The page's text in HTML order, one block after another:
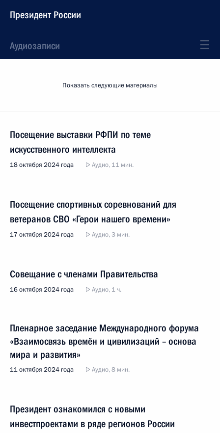
Президент России
Аудиозаписи
Показать следующие материалы
Посещение выставки РФПИ по теме
искусственного интеллекта
18 октября 2024 года Аудио, 11 мин.
Посещение спортивных соревнований для
ветеранов СВО «Герои нашего времени»
17 октября 2024 года Аудио, 3 мин.
Совещание с членами Правительства
16 октября 2024 года Аудио, 1 ч.
Пленарное заседание Международного форума
«Взаимосвязь времён и цивилизаций – основа
мира и развития»
11 октября 2024 года Аудио, 8 мин.
Президент ознакомился с новыми
инвестпроектами в ряде регионов России